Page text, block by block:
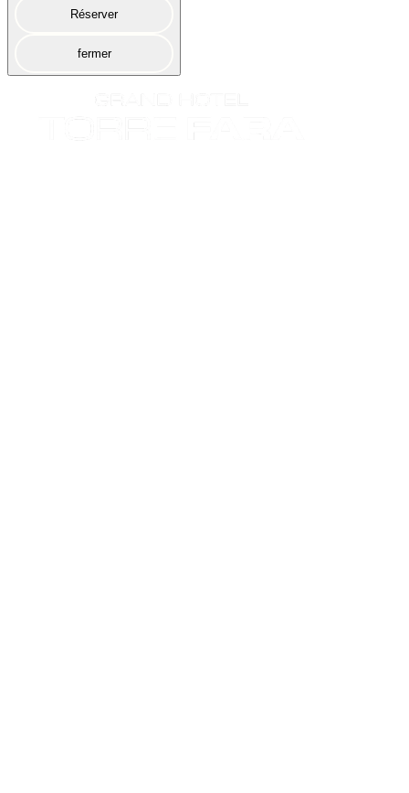
Réserver
fermer